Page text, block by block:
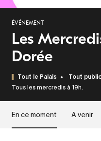
ÉVÉNEMENT
Les
Dorée
Tout le Palais Tout public
Tous les mercredis à 19h.
En ce moment A venir